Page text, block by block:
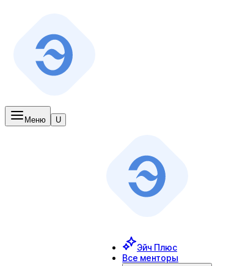
Меню U
Эйч Плюс
Все менторы